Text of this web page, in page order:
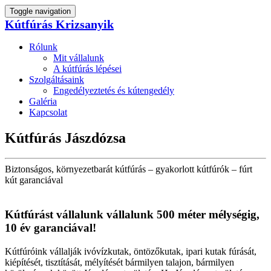
Toggle navigation
Kútfúrás Krizsanyik
Rólunk
Mit vállalunk
A kútfúrás lépései
Szolgáltásaink
Engedélyeztetés és kútengedély
Galéria
Kapcsolat
Kútfúrás Jászdózsa
Biztonságos, környezetbarát kútfúrás – gyakorlott kútfúrók – fúrt
kút garanciával
Kútfúrást vállalunk vállalunk 500 méter mélységig,
10 év garanciával!
Kútfúróink vállalják ivóvízkutak, öntözőkutak, ipari kutak fúrását,
kiépítését, tisztítását, mélyítését bármilyen talajon, bármilyen